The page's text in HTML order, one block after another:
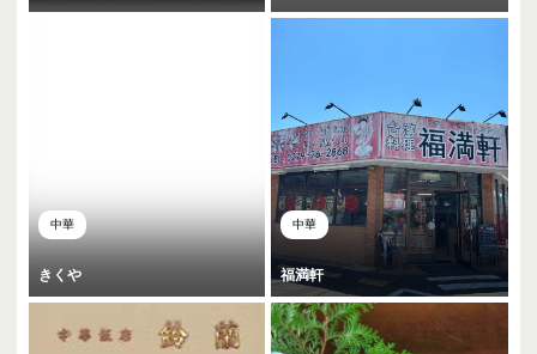
中華
きくや
中華
福満軒